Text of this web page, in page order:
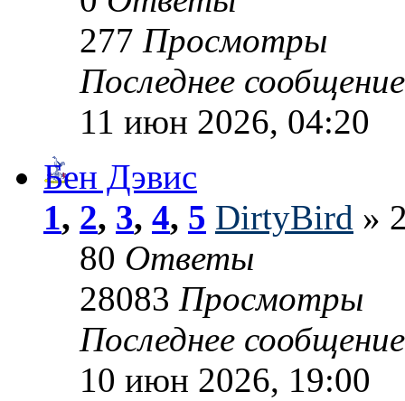
277 Просмотры
Последнее
11 июн 2026, 04:20
Бен Дэвис
1, 2, 3, 4, 5 DirtyBird »
80 Ответы
28083 Просмотры
Последнее
10 июн 2026, 19:00